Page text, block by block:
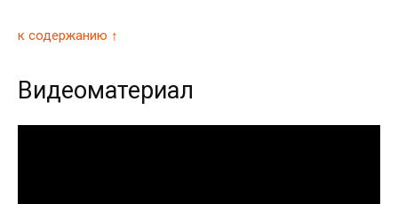
к содержанию ↑
Видеоматериал